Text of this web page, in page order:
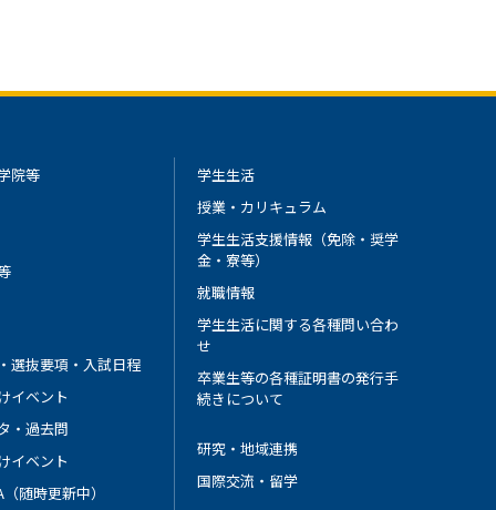
院等
選抜要項・入試日程
イベント
・過去問
イベント
随時更新中）
学生生活
授業・カリキュラム
学生生活支援情報（免除・奨学
金・寮等）
就職情報
学生生活に関する各種問い合わ
せ
卒業生等の各種証明書の発行手
続きについて
研究・地域連携
国際交流・留学